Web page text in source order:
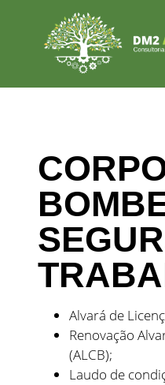
Alvará de
Renovação
(ALCB);
Laudo de